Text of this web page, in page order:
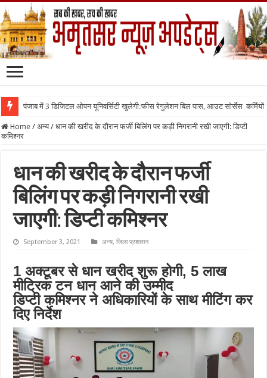
पंजाब में 3 डिजिटल ओपन यूनिवर्सिटी खुलेगी:फीस रेगुलेशन बिल पास, आउट सोर्सेस
Home / अन्य / धान की खरीद के दौरान फर्जी बिलिंग पर कड़ी निगरानी रखी जाएगी: डिप्टी
कमिश्नर
धान की खरीद के दौरान फर्जी
बिलिंग पर कड़ी निगरानी रखी
जाएगी: डिप्टी कमिश्नर
September 3, 2021 अन्य,जिला प्रशासन
1 अक्टूबर से धान खरीद शुरू होगी, 5 लाख
मीट्रिक टन धान आने की उम्मीद
डिप्टी कमिश्नर ने अधिकारियों के साथ मीटिंग कर
दिए निर्देश